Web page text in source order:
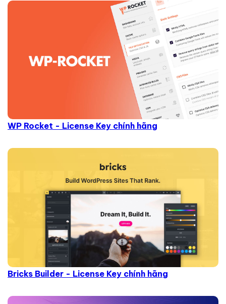
WP Rocket - License Key chính hãng
Bricks Builder - License Key chính hãng